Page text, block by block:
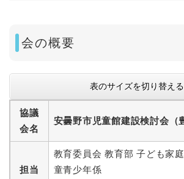
会の概要
表のサイズを切り替える
協議
会名
安曇野市児童館建設検討会（
担当
教育委員会 教育部 子ども家
童青少年係